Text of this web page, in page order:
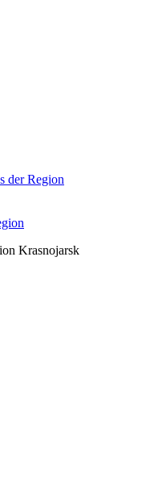
der Region
Krasnojarsk